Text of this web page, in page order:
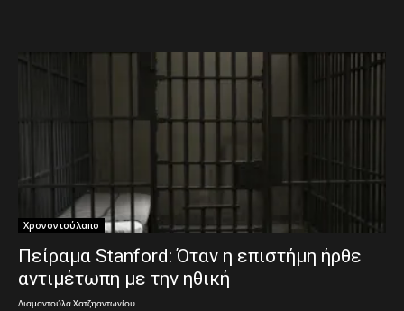
Χρονοντούλαπο
Πείραμα Stanford: Όταν η επιστήμη ήρθε
αντιμέτωπη με την ηθική
Διαμαντούλα Χατζηαντωνίου